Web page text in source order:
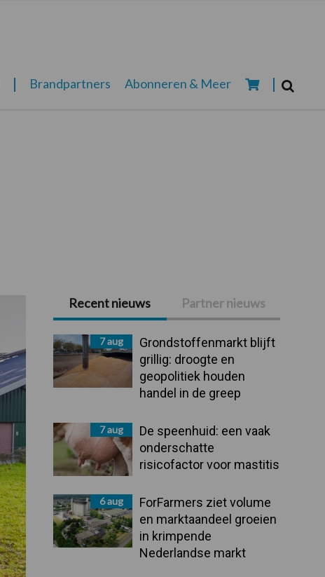
Brandpartners Abonneren & Meer
Primaire
Sidebar
Recent nieuws Partner nieuws
7 aug
Grondstoffenmarkt blijft
grillig: droogte en
geopolitiek houden
handel in de greep
7 aug
De speenhuid: een vaak
onderschatte
risicofactor voor mastitis
6 aug
ForFarmers ziet volume
en marktaandeel groeien
in krimpende
Nederlandse markt